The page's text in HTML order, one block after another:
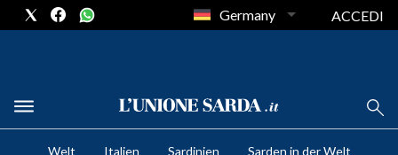
CRONACA SARDEGNA
Germany ACCEDI
Welt Italien Sardinien Sarden in der Welt